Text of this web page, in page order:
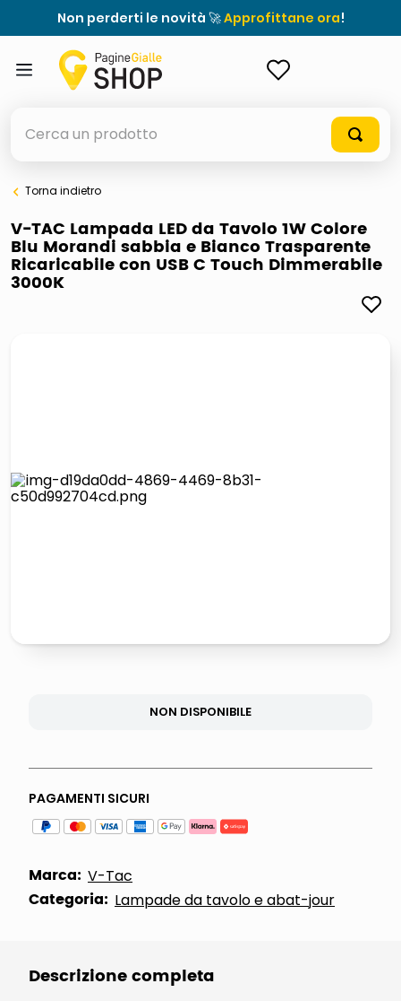
Non perderti le novità 🚀Approfittane ora!
elenchi telefonici
orologio parete
meme
pattumiera raccolta differenziata
asciuga capelli spazzola
Torna indietro
V-TAC Lampada LED da Tavolo 1W Colore
Blu Morandi sabbia e Bianco Trasparente
Ricaricabile con USB C Touch Dimmerabile
3000K
NON DISPONIBILE
PAGAMENTI SICURI
Marca: V-Tac
Categoria: Lampade da tavolo e abat-jour
Descrizione completa